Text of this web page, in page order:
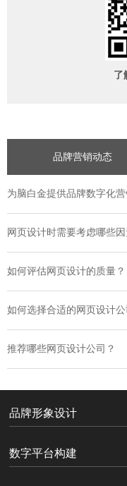
了
品牌营销动态
为脑白金提供品牌数字化
网页设计时需要考虑哪些因
如何评估网页设计的质量？
如何选择合适的网页设计公
推荐哪些网页设计公司？
品牌形象设计
数字平台构建